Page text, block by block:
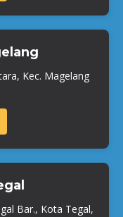
Kec. Magelang
Bar., Kota Tegal,